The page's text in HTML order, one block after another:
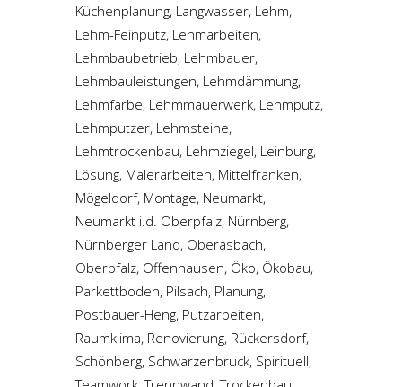
Küchenplanung, Langwasser, Lehm,
Lehm-Feinputz, Lehmarbeiten,
Lehmbaubetrieb, Lehmbauer,
Lehmbauleistungen, Lehmdämmung,
Lehmfarbe, Lehmmauerwerk, Lehmputz,
Lehmputzer, Lehmsteine,
Lehmtrockenbau, Lehmziegel, Leinburg,
Lösung, Malerarbeiten, Mittelfranken,
Mögeldorf, Montage, Neumarkt,
Neumarkt i.d. Oberpfalz, Nürnberg,
Nürnberger Land, Oberasbach,
Oberpfalz, Offenhausen, Öko, Ökobau,
Parkettboden, Pilsach, Planung,
Postbauer-Heng, Putzarbeiten,
Raumklima, Renovierung, Rückersdorf,
Schönberg, Schwarzenbruck, Spirituell,